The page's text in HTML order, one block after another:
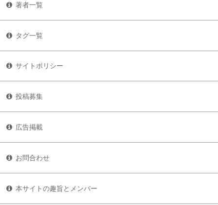
著者一覧
タグ一覧
サイトポリシー
投稿募集
広告掲載
お問合わせ
本サイトの趣旨とメンバー